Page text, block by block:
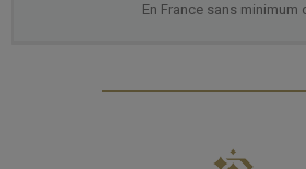
En France sans minimum